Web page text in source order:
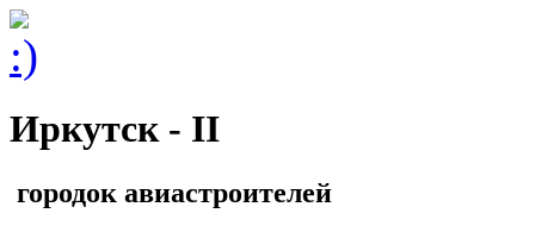
Иркутск - II
городок авиастроителей